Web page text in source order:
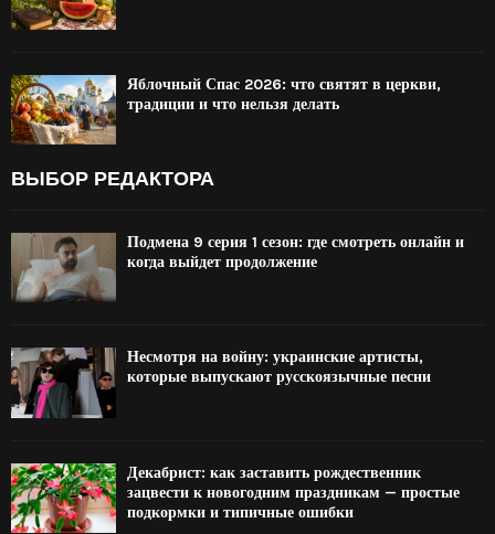
Яблочный Спас 2026: что святят в церкви,
традиции и что нельзя делать
ВЫБОР РЕДАКТОРА
Подмена 9 серия 1 сезон: где смотреть онлайн и
когда выйдет продолжение
Несмотря на войну: украинские артисты,
которые выпускают русскоязычные песни
Декабрист: как заставить рождественник
зацвести к новогодним праздникам — простые
подкормки и типичные ошибки